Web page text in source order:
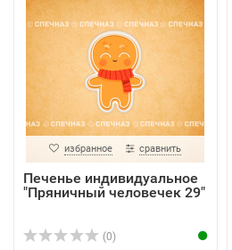
избранное сравнить
Печенье индивидуальное
"Пряничный человечек 29"
(0)